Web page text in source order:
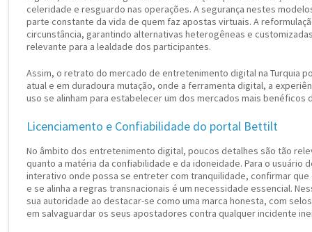
celeridade e resguardo nas operações. A segurança nestes
parte constante da vida de quem faz apostas virtuais. A
circunstância, garantindo alternativas heterogêneas e
relevante para a lealdade dos participantes.
Assim, o retrato do mercado de entretenimento digital na Turquia
atual e em duradoura mutação, onde a ferramenta digital, a
uso se alinham para estabelecer um dos mercados mais benéficos
Licenciamento e Confiabilidade do portal Bettilt
No âmbito dos entretenimento digital, poucos detalhes são tão
quanto a matéria da confiabilidade e da idoneidade. Para o usuário
interativo onde possa se entreter com tranquilidade, confirmar
e se alinha a regras transnacionais é um necessidade essencial.
sua autoridade ao destacar-se como uma marca honesta, com
em salvaguardar os seus apostadores contra qualquer incidente